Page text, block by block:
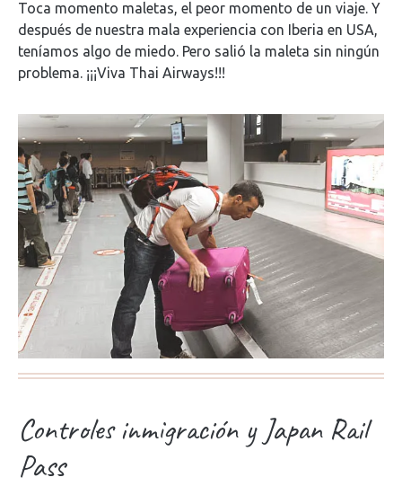
Toca momento maletas, el peor momento de un viaje. Y
después de nuestra mala experiencia con Iberia en USA,
teníamos algo de miedo. Pero salió la maleta sin ningún
problema. ¡¡¡Viva Thai Airways!!!
Controles inmigración y Japan Rail
Pass